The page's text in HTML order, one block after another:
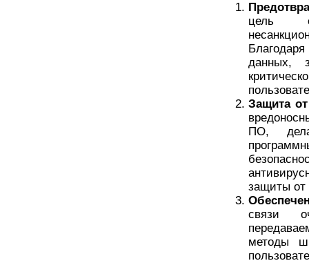
цель
данных,
Защита
ПО,
защиты от
связи
методы